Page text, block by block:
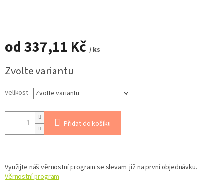
od337,11 Kč / ks
cena:
Zvolte variantu
Velikost
Přidat do košíku
Využijte náš věrnostní program se slevami již na první objednávku.
Věrnostní program